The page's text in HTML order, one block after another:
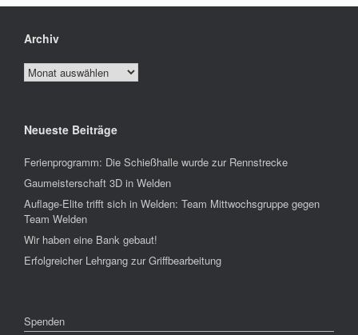
Archiv
Archiv
Neueste Beiträge
Ferienprogramm: Die Schießhalle wurde zur Rennstrecke
Gaumeisterschaft 3D in Welden
Auflage-Elite trifft sich in Welden: Team Mittwochsgruppe gegen
Team Welden
Wir haben eine Bank gebaut!
Erfolgreicher Lehrgang zur Griffbearbeitung
Spenden